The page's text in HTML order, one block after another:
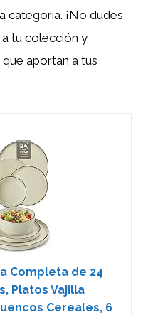
categoría. ¡No dudes
tu colección y
aportan a tus
Completa de 24
Platos Vajilla
Cereales, 6